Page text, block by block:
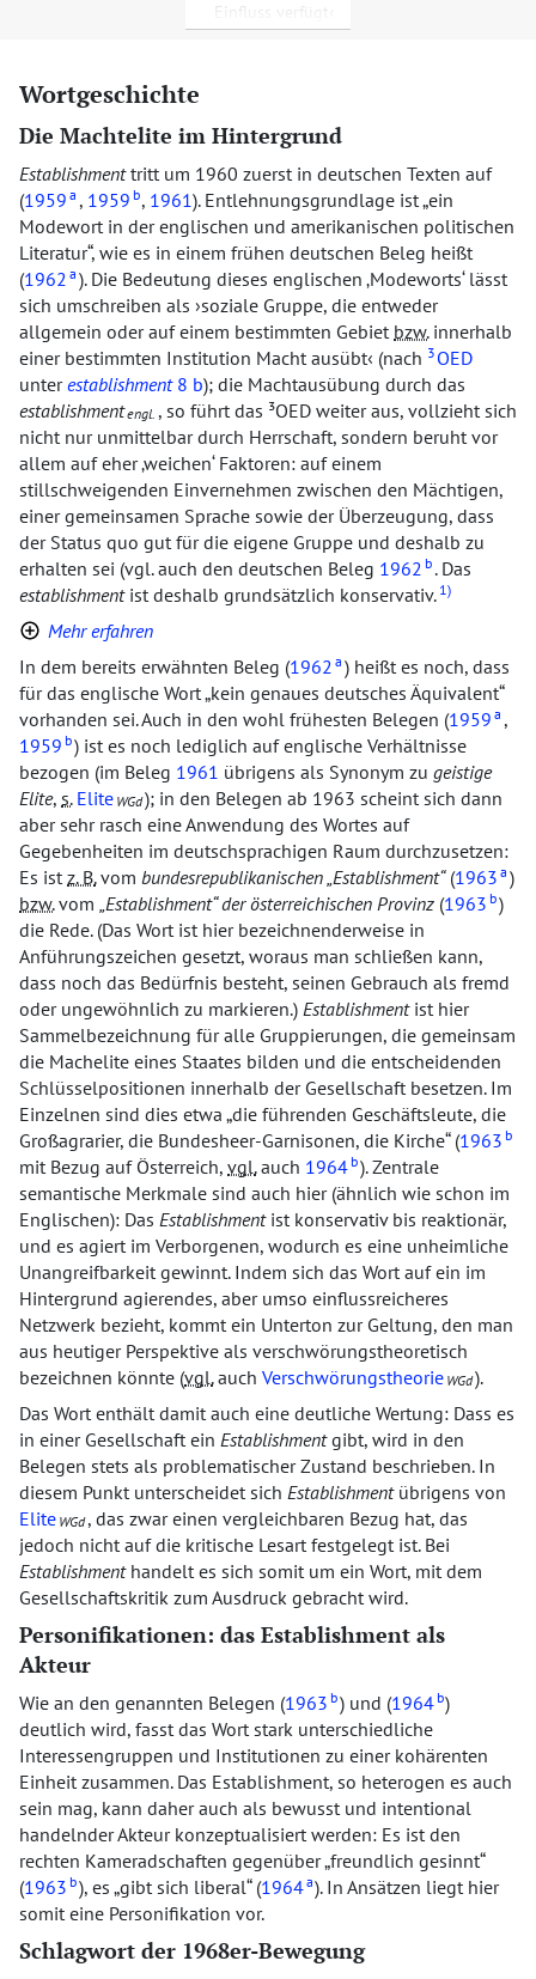
Einfluss verfügt
Wortgeschichte
Die Machtelite im Hintergrund
Establishmenttritt um 1960 zuerst in deutschen Texten auf
(1959 a , 1959 b, 1961). Entlehnungsgrundlage ist ein
Modewort in der englischen und amerikanischen politischen
Literatur, wie es in einem frühen deutschen Beleg heißt
(1962 a ). Die Bedeutung dieses englischen Modewortslässt
sich umschreiben als soziale Gruppe, die entweder
allgemein oder auf einem bestimmten Gebiet bzw.innerhalb
einer bestimmten Institution Macht ausübt (nach 3OED
unterestablishment8 b); die Machtausübung durch das
establishmentengl. , so führt das ³OED weiter aus, vollzieht sich
nicht nur unmittelbar durch Herrschaft, sondern beruht vor
allem auf eher weichenFaktoren: auf einem
stillschweigenden Einvernehmen zwischen den Mächtigen,
einer gemeinsamen Sprache sowie der Überzeugung, dass
der Status quo gut für die eigene Gruppe und deshalb zu
erhalten sei (vgl. auch den deutschen Beleg 1962 b . Das
establishmentist deshalb grundsätzlich konservativ. 1)
Mehr erfahren
In dem bereits erwähnten Beleg (1962 a ) heißt es noch, dass
für das englische Wort kein genaues deutsches Äquivalent
vorhanden sei. Auch in den wohl frühesten Belegen (1959 a ,
1959 b) ist es noch lediglich auf englische Verhältnisse
bezogen (im Beleg 1961 übrigens als Synonym zu geistige
Elite, s. Elite WGd); in den Belegen ab 1963 scheint sich dann
aber sehr rasch eine Anwendung des Wortes auf
Gegebenheiten im deutschsprachigen Raum durchzusetzen:
Es istz. B.vom bundesrepublikanischen Establishment (1963 a )
bzw.vom Establishment der österreichischen Provinz (1963 b)
die Rede. (Das Wort ist hier bezeichnenderweise in
Anführungszeichen gesetzt, woraus man schließen kann,
dass noch das Bedürfnis besteht, seinen Gebrauch als fremd
oder ungewöhnlich zu markieren.) Establishmentist hier
Sammelbezeichnung für alle Gruppierungen, die gemeinsam
die Machelite eines Staates bilden und die entscheidenden
Schlüsselpositionen innerhalb der Gesellschaft besetzen. Im
Einzelnen sind dies etwa die führenden Geschäftsleute, die
Großagrarier, die Bundesheer-Garnisonen, die Kirche (1963 b
mit Bezug auf Österreich, vgl.auch 1964 b). Zentrale
semantische Merkmale sind auch hier (ähnlich wie schon im
Englischen): Das Establishmentist konservativ bis reaktionär,
und es agiert im Verborgenen, wodurch es eine unheimliche
Unangreifbarkeit gewinnt. Indem sich das Wort auf ein im
Hintergrund agierendes, aber umso einflussreicheres
Netzwerk bezieht, kommt ein Unterton zur Geltung, den man
aus heutiger Perspektive als verschwörungstheoretisch
bezeichnen könnte (vgl.auch Verschwörungstheorie WGd).
Das Wort enthält damit auch eine deutliche Wertung: Dass es
in einer Gesellschaft ein Establishmentgibt, wird in den
Belegen stets als problematischer Zustand beschrieben. In
diesem Punkt unterscheidet sich Establishmentübrigens von
Elite WGd, das zwar einen vergleichbaren Bezug hat, das
jedoch nicht auf die kritische Lesart festgelegt ist. Bei
Establishmenthandelt es sich somit um ein Wort, mit dem
Gesellschaftskritik zum Ausdruck gebracht wird.
Personifikationen: das Establishment als
Akteur
Wie an den genannten Belegen (1963 b) und (1964 b)
deutlich wird, fasst das Wort stark unterschiedliche
Interessengruppen und Institutionen zu einer kohärenten
Einheit zusammen. Das Establishment, so heterogen es auch
sein mag, kann daher auch als bewusst und intentional
handelnder Akteur konzeptualisiert werden: Es ist den
rechten Kameradschaften gegenüber freundlich gesinnt
(1963 b), es gibt sich liberal (1964a). In Ansätzen liegt hier
somit eine Personifikation vor.
Schlagwort der 1968er-Bewegung